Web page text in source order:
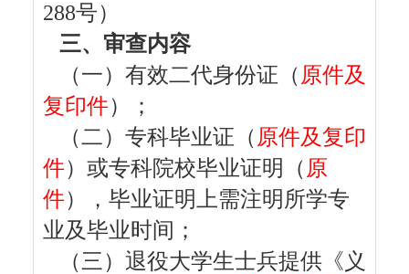
288号）
三、审查内容
（一）有效二代身份证（ 原件及
复印件）
；
（二） 专科毕业证（ 原件及复印
件） 或专科院校毕业证明 （ 原
件）
，毕业证明上需注明所学专
业及毕业时间；
（三）退役大学生士兵提供《义